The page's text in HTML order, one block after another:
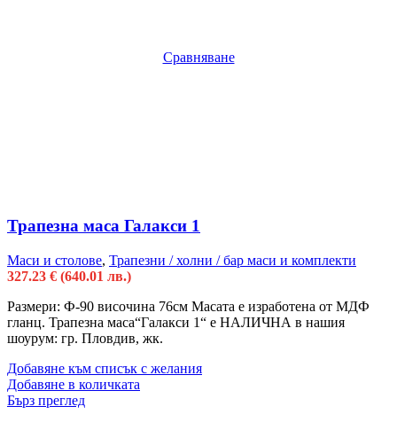
Сравняване
Трапезна маса Галакси 1
Маси и столове, Трапезни / холни / бар маси и комплекти
327.23 € (640.01 лв.)
Размери: Ф-90 височина 76см Масата е изработена от МДФ
гланц. Трапезна маса“Галакси 1“ е НАЛИЧНА в нашия
шоурум: гр. Пловдив, жк.
Добавяне към списък с желания
Добавяне в количката
Бърз преглед